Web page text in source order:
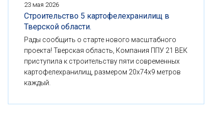
23 мая 2026
Строительство 5 картофелехранилищ в
Тверской области.
Рады сообщить о старте нового масштабного
проекта! Тверская область, Компания ППУ 21 ВЕК
приступила к строительству пяти современных
картофелехранилищ, размером 20x74x9 метров
каждый.